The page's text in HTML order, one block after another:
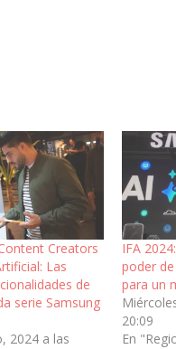
Creators
Las
de
serie Samsung
2024 a las
IFA
poder
para un
20:09
En